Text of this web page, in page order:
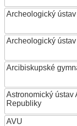
Archeologický
Archeologický
Arcibiskupské
Astronomický ústav
Republiky
AVU